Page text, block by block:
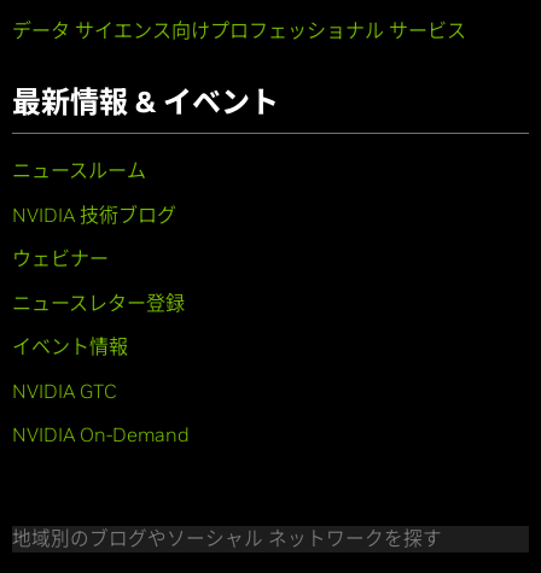
データ サイエンス向けプロフェッショナル サービス
最新情報 & イベント
ニュースルーム
NVIDIA 技術ブログ
ウェビナー
ニュースレター登録
イベント情報
NVIDIA GTC
NVIDIA On-Demand
地域別のブログやソーシャル ネットワークを探す